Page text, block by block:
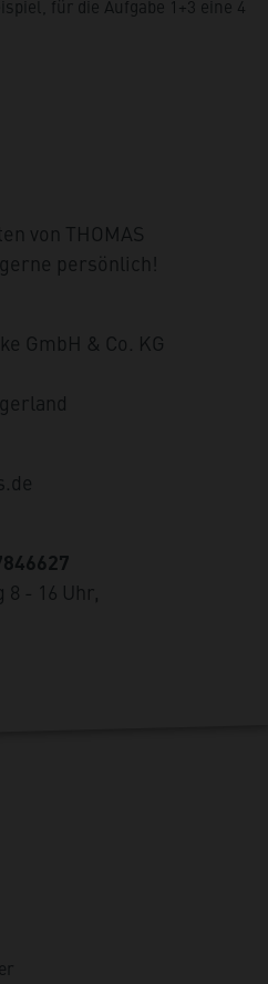
für die Aufgabe 1+3 eine 4
von THOMAS
persönlich!
GmbH & Co. KG
- 16 Uhr,